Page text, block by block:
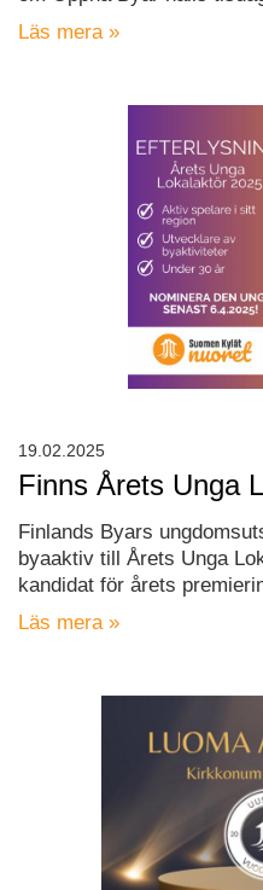
Läs mera »
Finns Årets Unga
Finlands Byars
byaaktiv till Årets Unga
kandidat för årets
Läs mera »
19.02.2025